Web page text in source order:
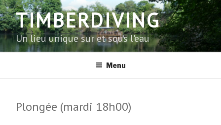
Aller
au
contenu
principal
TIMBERDIVING
Un lieu unique sur et sous l'eau
Menu
Plongée (mardi 18h00)